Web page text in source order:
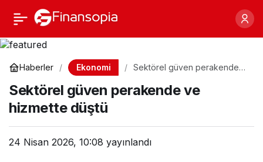
Haberler Ekonomi
Sektörel güven perakende
Sektörel güven perakende ve
hizmette düştü
24 Nisan 2026, 10:08 yayınlandı
Sektörel güven
perakende ve hizmette
Paylaş